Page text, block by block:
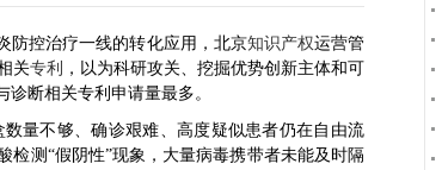
防控治疗一线的转化应用，北京知识产权运营管
关专利
，以为科研攻关、挖掘优势创新主体和可
断相关专利申请量最多。
量不够、确诊艰难、高度疑似患者仍在自由流
测“假阴性”现象，大量病毒携带者未能及时隔